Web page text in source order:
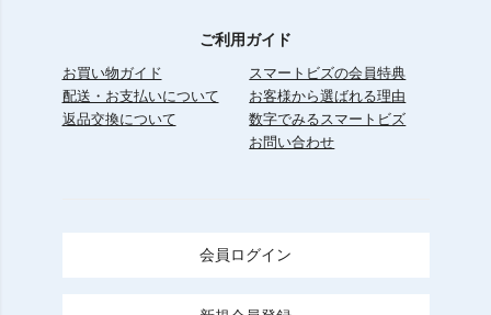
ご利用ガイド
お買い物ガイド
配送・お支払いについて
返品交換について
スマートビズの会員特典
お客様から選ばれる理由
数字でみるスマートビズ
お問い合わせ
会員ログイン